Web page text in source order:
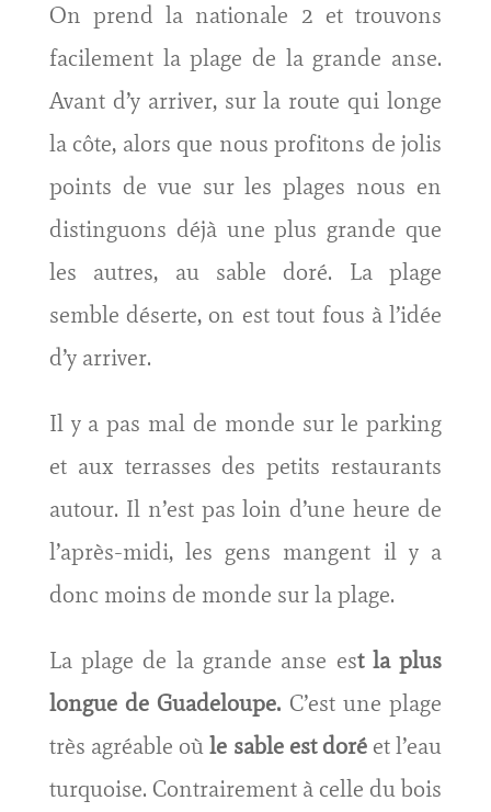
On prend la nationale 2 et trouvons
facilement la plage de la grande anse.
Avant d’y arriver, sur la route qui longe
la côte, alors que nous profitons de jolis
points de vue sur les plages nous en
distinguons déjà une plus grande que
les autres, au sable doré. La plage
semble déserte, on est tout fous à l’idée
d’y arriver.
Il y a pas mal de monde sur le parking
et aux terrasses des petits restaurants
autour. Il n’est pas loin d’une heure de
l’après-midi, les gens mangent il y a
donc moins de monde sur la plage.
La plage de la grande anse est la plus
longue de Guadeloupe. C’est une plage
très agréable oùle sable est doréet l’eau
turquoise. Contrairement à celle du bois